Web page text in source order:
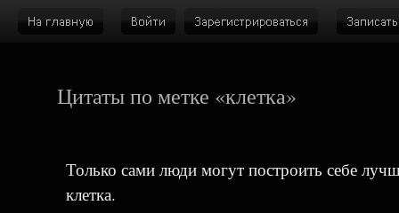
Цитаты по метке «клетка»
Только сами люди могут построить себе
клетка.